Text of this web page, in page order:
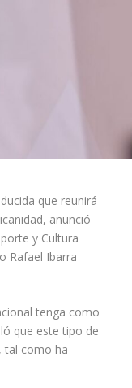
que reunirá
anunció
y Cultura
Rafael Ibarra
tenga como
que este tipo de
tal como ha